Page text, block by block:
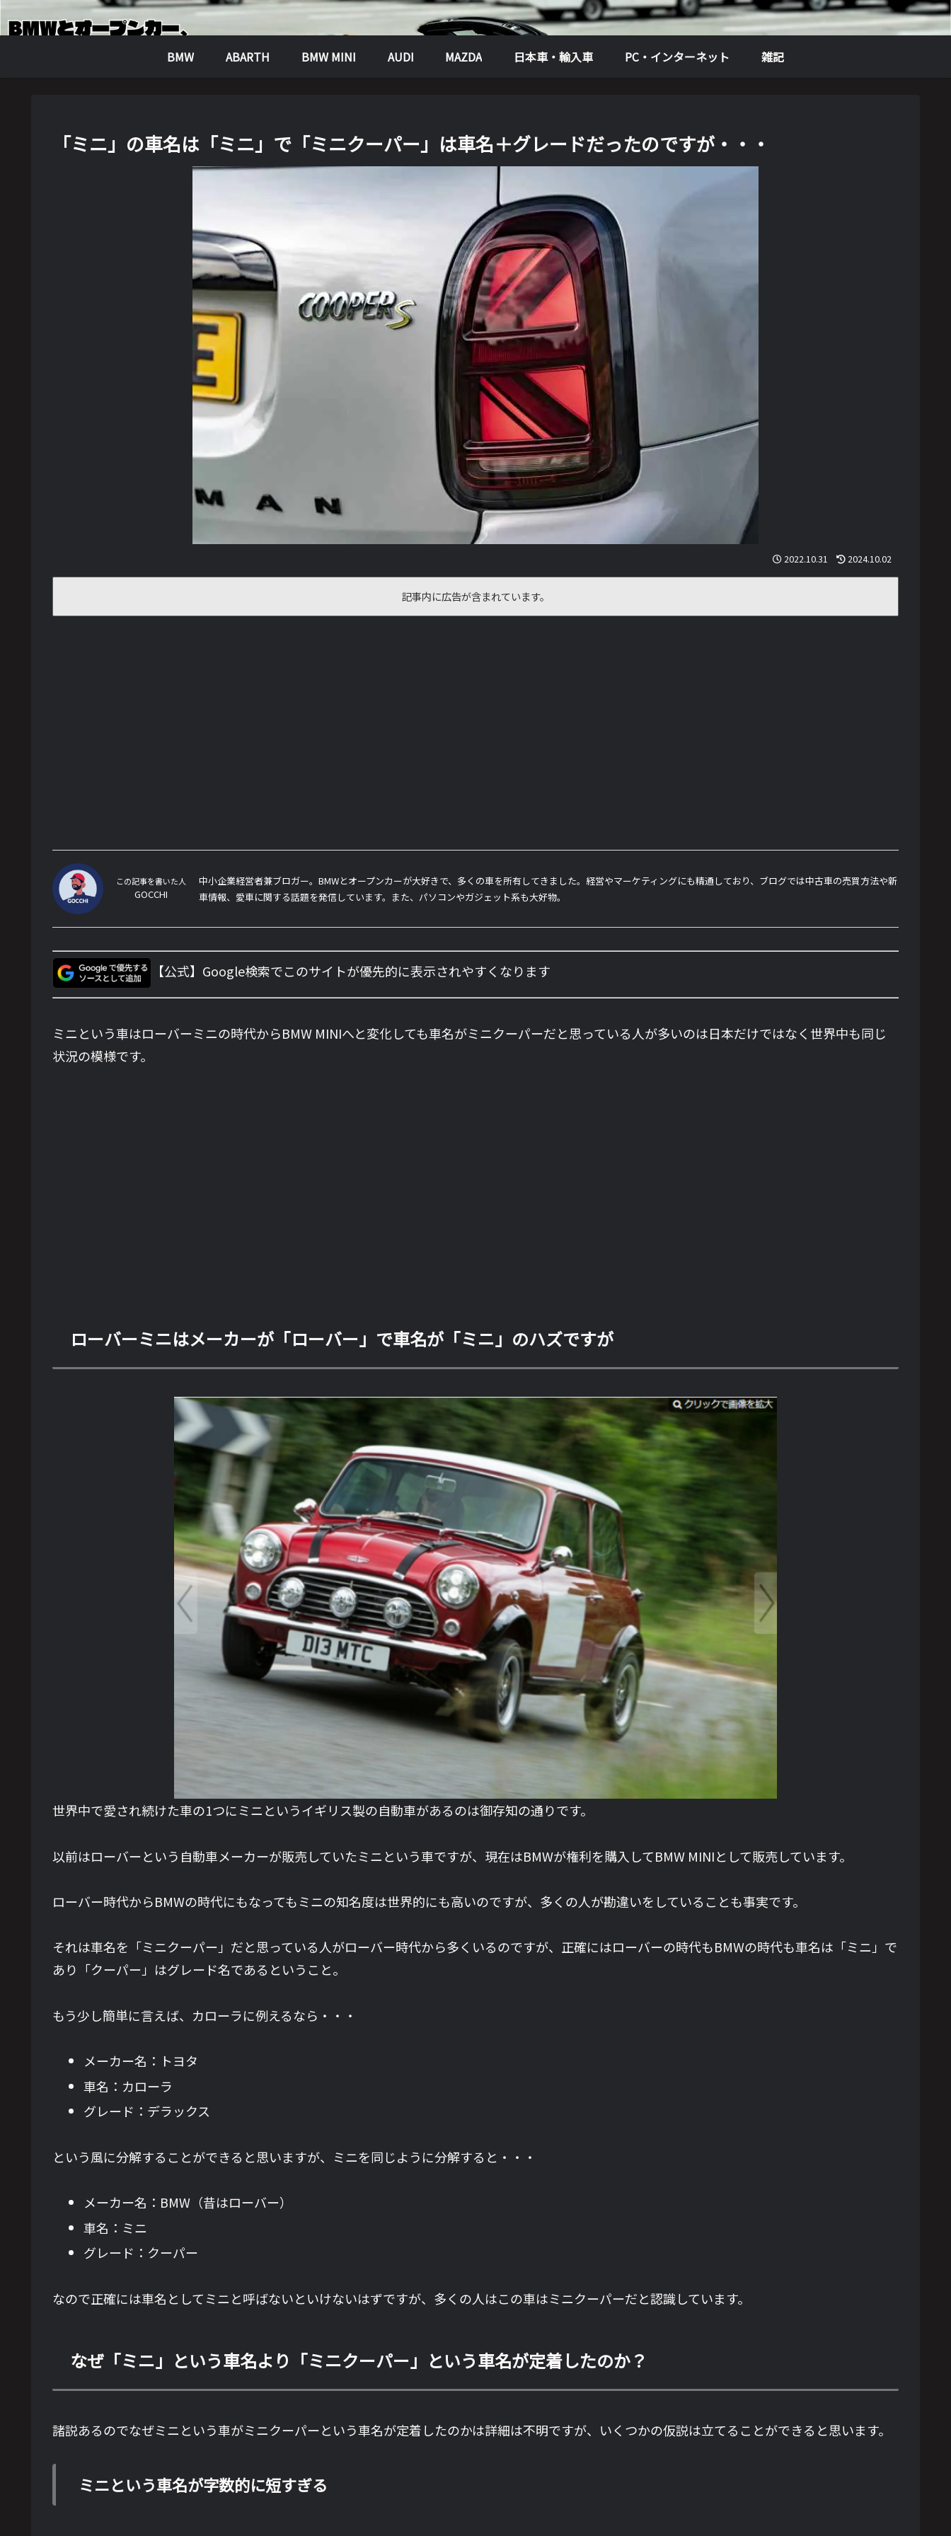
BMW ABARTH BMW MINI AUDI MAZDA 日本車・輸入車 PC・インターネット 雑記
「ミニ」の車名は「ミニ」で「ミニクーパー」は車名＋グレードだったのですが・・・
2022.10.31 2024.10.02
記事内に広告が含まれています。
この記事を書いた人
GOCCHI
中小企業経営者兼ブロガー。BMWとオープンカーが大好きで、多くの車を所有してきました。経営やマーケティングにも精通しており、ブログでは中古車の売買方法や新
車情報、愛車に関する話題を発信しています。また、パソコンやガジェット系も大好物。
【公式】Google検索でこのサイトが優先的に表示されやすくなります
ミニという車はローバーミニの時代からBMW MINIへと変化しても車名がミニクーパーだと思っている人が多いのは日本だけではなく世界中も同じ
状況の模様です。
ローバーミニはメーカーが「ローバー」で車名が「ミニ」のハズですが
世界中で愛され続けた車の1つにミニというイギリス製の自動車があるのは御存知の通りです。
以前はローバーという自動車メーカーが販売していたミニという車ですが、現在はBMWが権利を購入してBMW MINIとして販売しています。
ローバー時代からBMWの時代にもなってもミニの知名度は世界的にも高いのですが、多くの人が勘違いをしていることも事実です。
それは車名を「ミニクーパー」だと思っている人がローバー時代から多くいるのですが、正確にはローバーの時代もBMWの時代も車名は「ミニ」で
あり「クーパー」はグレード名であるということ。
もう少し簡単に言えば、カローラに例えるなら・・・
メーカー名：トヨタ
車名：カローラ
グレード：デラックス
という風に分解することができると思いますが、ミニを同じように分解すると・・・
メーカー名：BMW（昔はローバー）
車名：ミニ
グレード：クーパー
なので正確には車名としてミニと呼ばないといけないはずですが、多くの人はこの車はミニクーパーだと認識しています。
なぜ「ミニ」という車名より「ミニクーパー」という車名が定着したのか？
諸説あるのでなぜミニという車がミニクーパーという車名が定着したのかは詳細は不明ですが、いくつかの仮説は立てることができると思います。
ミニという車名が字数的に短すぎる